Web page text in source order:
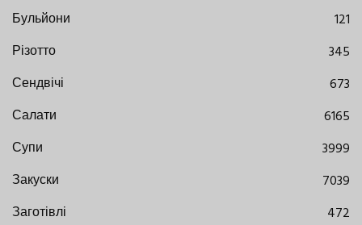
Бульйони
121
Різотто
345
Сендвічі
673
Салати
6165
Супи
3999
Закуски
7039
Заготівлі
472